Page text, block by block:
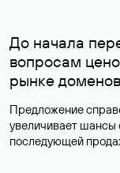
До начала
вопросам
рынке доменов
Предложение
увеличивает шансы
последующей